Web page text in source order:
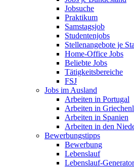
Jobsuche
Praktikum
Samstagsjob
Studentenjobs
Stellenangebote je
Home-Office Jobs
Beliebte Jobs
Tätigkeitsbereiche
FSJ
Jobs im Ausland
Arbeiten in Portugal
Arbeiten in
Arbeiten in Spanien
Arbeiten in den
Bewerbungstipps
Bewerbung
Lebenslauf
Lebenslauf-Generator